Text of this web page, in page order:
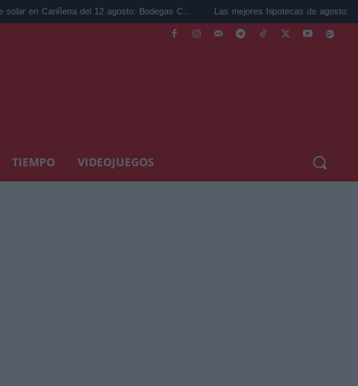
del 12 agosto: Bodegas C... Las mejores hipotecas de agosto: el TAE
TIEMPO VIDEOJUEGOS